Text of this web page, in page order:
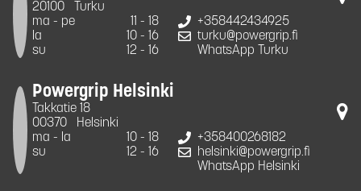
20100
Turku
ma - pe
11 - 18
la
10 - 16
su
12 - 16
+358442434925
turku@powergrip.fi
WhatsApp Turku
Powergrip Helsinki
Takkatie 18
00370
Helsinki
ma - la
10 - 18
su
12 - 16
+358400268182
helsinki@powergrip.fi
WhatsApp Helsinki